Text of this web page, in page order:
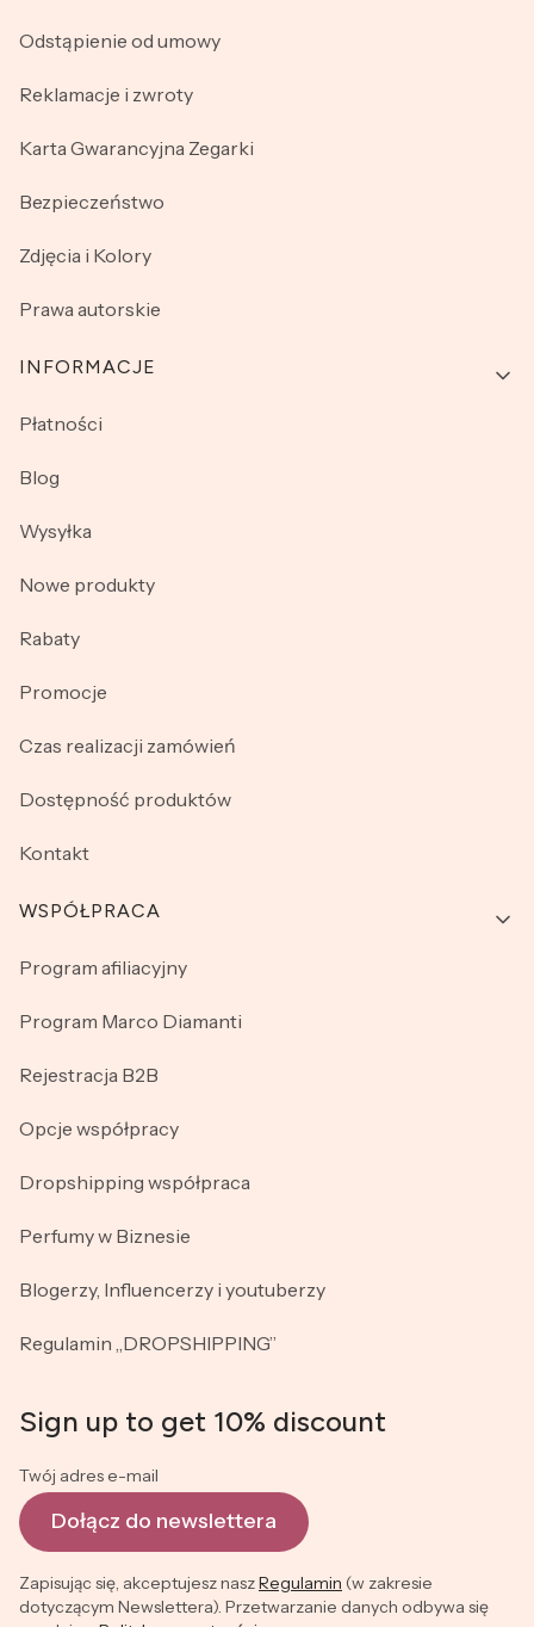
Odstąpienie od umowy
Reklamacje i zwroty
Karta Gwarancyjna Zegarki
Bezpieczeństwo
Zdjęcia i Kolory
Prawa autorskie
INFORMACJE
Płatności
Blog
Wysyłka
Nowe produkty
Rabaty
Promocje
Czas realizacji zamówień
Dostępność produktów
Kontakt
WSPÓŁPRACA
Program afiliacyjny
Program Marco Diamanti
Rejestracja B2B
Opcje współpracy
Dropshipping współpraca
Perfumy w Biznesie
Blogerzy, Influencerzy i youtuberzy
Regulamin „DROPSHIPPING”
Sign up to get 10% discount
Twój adres e-mail
Dołącz do newslettera
Zapisując się, akceptujesz naszRegulamin (w zakresie
dotyczącym Newslettera). Przetwarzanie danych odbywa się